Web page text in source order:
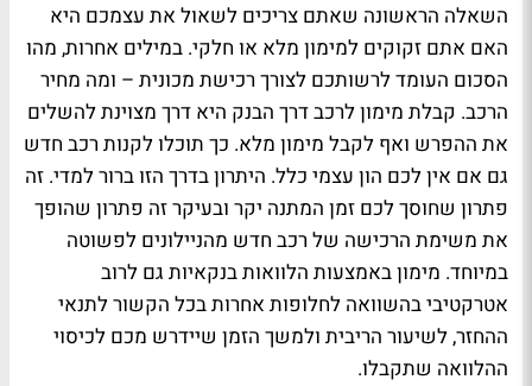
השאלה הראשונה שאתם צריכים לשאול את עצמכם היא
האם אתם זקוקים למימון מלא או חלקי. במילים אחרות, מהו
הסכום העומד לרשותכם לצורך רכישת מכונית – ומה מחיר
הרכב. קבלת מימון לרכב דרך הבנק היא דרך מצוינת להשלים
את ההפרש ואף לקבל מימון מלא. כך תוכלו לקנות רכב חדש
גם אם אין לכם הון עצמי כלל. היתרון בדרך הזו ברור למדי. זה
פתרון שחוסך לכם זמן המתנה יקר ובעיקר זה פתרון שהופך
את משימת הרכישה של רכב חדש מהניילונים לפשוטה
במיוחד. מימון באמצעות הלוואות בנקאיות גם לרוב
אטרקטיבי בהשוואה לחלופות אחרות בכל הקשור לתנאי
ההחזר, לשיעור הריבית ולמשך הזמן שיידרש מכם לכיסוי
ההלוואה שתקבלו.